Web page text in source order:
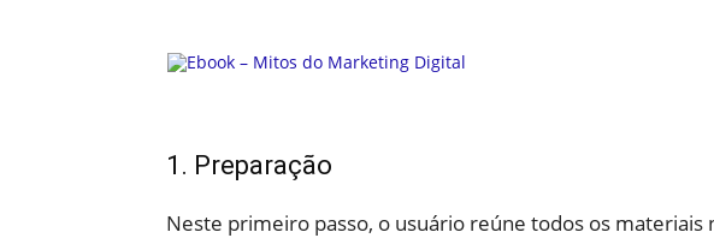
1. Preparação
Neste primeiro passo, o usuário reúne todos os materiais